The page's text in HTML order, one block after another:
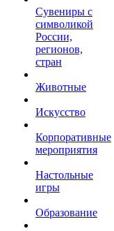
Сувениры с
символикой
России,
регионов,
стран
Животные
Искусство
Корпоративные
мероприятия
Настольные
игры
Образование